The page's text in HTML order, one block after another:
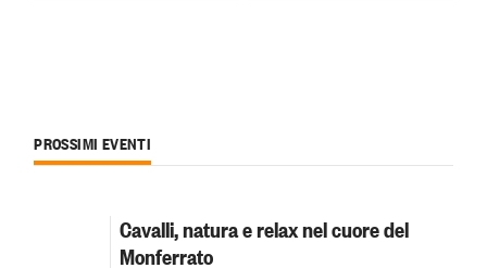
PROSSIMI EVENTI
Cavalli, natura e relax nel cuore del
Monferrato